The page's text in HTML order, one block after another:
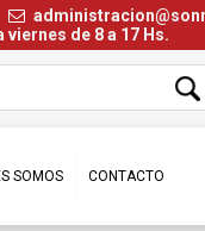
de 8 a 17 Hs.
SOMOS CONTACTO